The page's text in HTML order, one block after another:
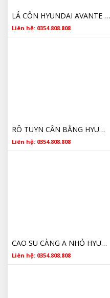
LÁ CÔN HYUNDAI AVANTE 2011 2012 2013 2014 4110023040 CHÍNH HÃNG
Liên hệ: 0354.808.808
RÔ TUYN CÂN BẰNG HYUNDAI AVANTE 2011 2012 2013 2014 545302H200 CHÍNH HÃNG
Liên hệ: 0354.808.808
CAO SU CÀNG A NHỎ HYUNDAI AVANTE 2011 2012 2013 2014 54551C5000 CHÍNH HÃNG
Liên hệ: 0354.808.808